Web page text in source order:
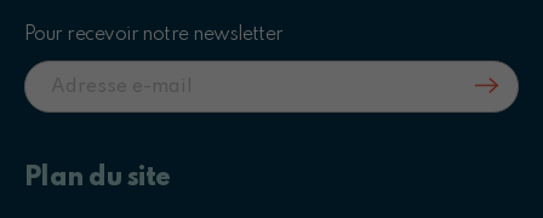
Pour recevoir notre newsletter
Plan du site